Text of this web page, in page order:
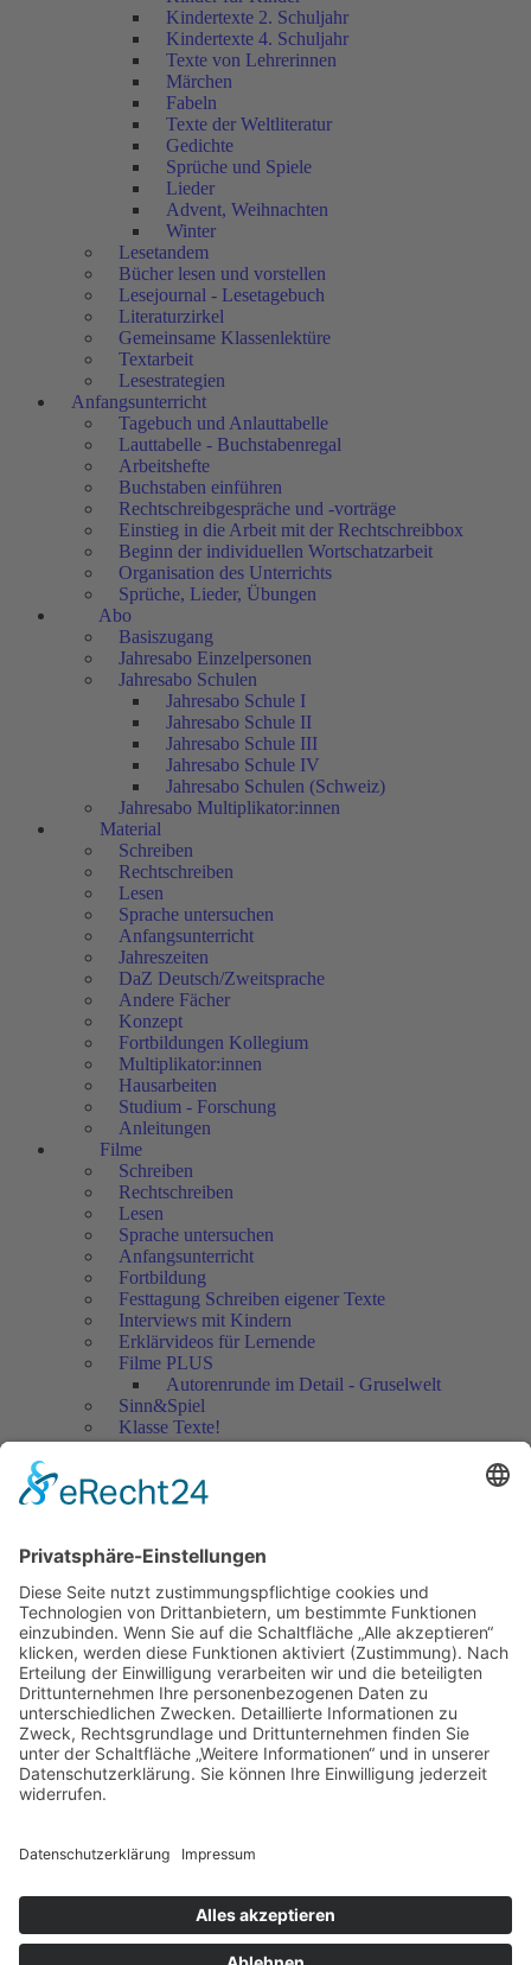
Kindertexte 2. Schuljahr
Kindertexte 4. Schuljahr
Texte von Lehrerinnen
Märchen
Fabeln
Texte der Weltliteratur
Gedichte
Sprüche und Spiele
Lieder
Advent, Weihnachten
Winter
Lesetandem
Bücher lesen und vorstellen
Lesejournal - Lesetagebuch
Literaturzirkel
Gemeinsame Klassenlektüre
Textarbeit
Lesestrategien
Anfangsunterricht
Tagebuch und Anlauttabelle
Lauttabelle - Buchstabenregal
Arbeitshefte
Buchstaben einführen
Rechtschreibgespräche und -vorträge
Einstieg in die Arbeit mit der Rechtschreibbox
Beginn der individuellen Wortschatzarbeit
Organisation des Unterrichts
Sprüche, Lieder, Übungen
Abo
Basiszugang
Jahresabo Einzelpersonen
Jahresabo Schulen
Jahresabo Schule I
Jahresabo Schule II
Jahresabo Schule III
Jahresabo Schule IV
Jahresabo Schulen (Schweiz)
Jahresabo Multiplikator:innen
Material
Schreiben
Rechtschreiben
Lesen
Sprache untersuchen
Anfangsunterricht
Jahreszeiten
DaZ Deutsch/Zweitsprache
Andere Fächer
Konzept
Fortbildungen Kollegium
Multiplikator:innen
Hausarbeiten
Studium - Forschung
Anleitungen
Filme
Schreiben
Rechtschreiben
Lesen
Sprache untersuchen
Anfangsunterricht
Fortbildung
Festtagung Schreiben eigener Texte
Interviews mit Kindern
Erklärvideos für Lernende
Filme PLUS
Autorenrunde im Detail - Gruselwelt
Sinn&Spiel
Klasse Texte!
Filmausschnitte Grundschule
Jedes Kind wertschätzen!
Artikel
Artikel 2018
Artikel 2017
Artikel 2016
Artikel 2015
Artikel 2014
Artikel 2013
Artikel 2012
Artikel bis 2011
Artikel zum Download - Religion
Artikel zum Download
Autorenrunden
Individuelle Lernwege Teil II A
Individuelle Lernwege Teil II B
Weitere Bücher Deutsch